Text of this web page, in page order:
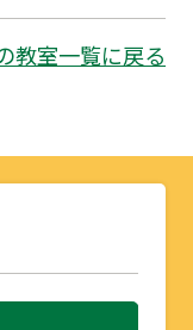
教室一覧に戻る